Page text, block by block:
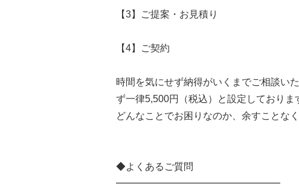
【3】ご提案・お見積り
【4】ご契約
時間を気にせず納得がいくまでご相談い
ず一律5,500円（税込）と設定しておりま
どんなことでお困りなのか、余すことな
◆よくあるご質問
━━━━━━━━━━━━━━━━━